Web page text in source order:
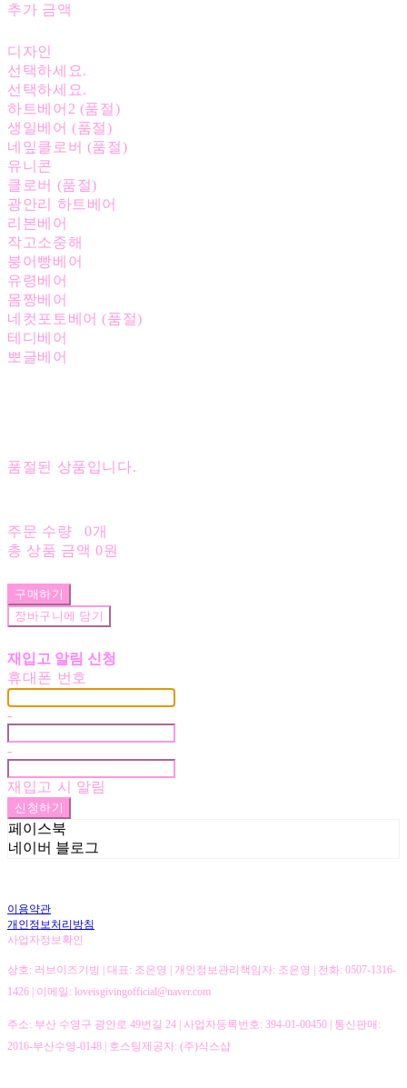
추가 금액
디자인
선택하세요.
선택하세요.
하트베어2 (품절)
생일베어 (품절)
네잎클로버 (품절)
유니콘
클로버 (품절)
광안리 하트베어
리본베어
작고소중해
붕어빵베어
유령베어
몸짱베어
네컷포토베어 (품절)
테디베어
뽀글베어
품절된 상품입니다.
주문 수량
0개
총 상품 금액 0원
구매하기
장바구니에 담기
재입고 알림 신청
휴대폰 번호
-
-
재입고 시 알림
신청하기
페이스북
네이버 블로그
이용약관
개인정보처리방침
사업자정보확인
상호: 러브이즈기빙 | 대표: 조은영 | 개인정보관리책임자: 조은영 | 전화: 0507-1316-
1426 | 이메일: loveisgivingofficial@naver.com
주소: 부산 수영구 광안로 49번길 24 | 사업자등록번호: 394-01-00450 | 통신판매:
2016-부산수영-0148 | 호스팅제공자: (주)식스샵